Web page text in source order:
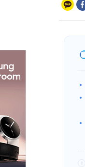
!